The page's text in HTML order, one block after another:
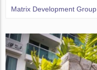
Matrix Development Group